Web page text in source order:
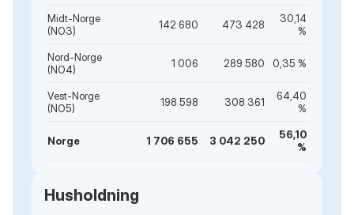
Midt-Norge
(NO3)
142 680 473 428
30,14
%
Nord-Norge
(NO4)
1 006 289 580 0,35 %
Vest-Norge
(NO5)
198 598 308 361
64,40
%
Norge 1 706 655 3 042 250
56,10
%
Husholdning